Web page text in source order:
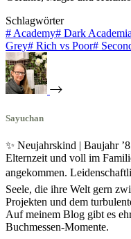
Schlagwörter
#Academy# Dark
Grey# Rich vs Poor#
Sayuchan
✨ Neujahrskind | Baujahr
Elternzeit und voll im
angekommen.
Seele, die ihre Welt gern
Projekten und dem
Auf meinem Blog gibt es
Buchmessen-Momente.